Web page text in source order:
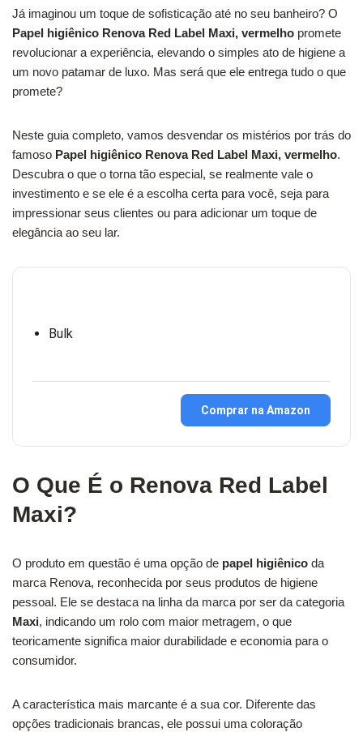
Já imaginou um toque de sofisticação até no seu banheiro? O
Papel higiênico Renova Red Label Maxi, vermelho promete
revolucionar a experiência, elevando o simples ato de higiene a
um novo patamar de luxo. Mas será que ele entrega tudo o que
promete?
Neste guia completo, vamos desvendar os mistérios por trás do
famoso Papel higiênico Renova Red Label Maxi, vermelho.
Descubra o que o torna tão especial, se realmente vale o
investimento e se ele é a escolha certa para você, seja para
impressionar seus clientes ou para adicionar um toque de
elegância ao seu lar.
Bulk
Comprar na Amazon
O Que É o Renova Red Label
Maxi?
O produto em questão é uma opção de papel higiênico da
marca Renova, reconhecida por seus produtos de higiene
pessoal. Ele se destaca na linha da marca por ser da categoria
Maxi, indicando um rolo com maior metragem, o que
teoricamente significa maior durabilidade e economia para o
consumidor.
A característica mais marcante é a sua cor. Diferente das
opções tradicionais brancas, ele possui uma coloração